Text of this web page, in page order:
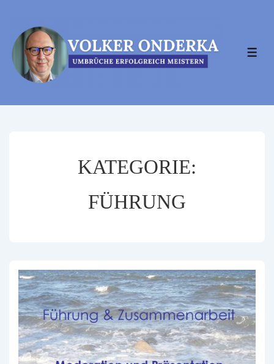
Inhalt
KATEGORIE:
FÜHRUNG